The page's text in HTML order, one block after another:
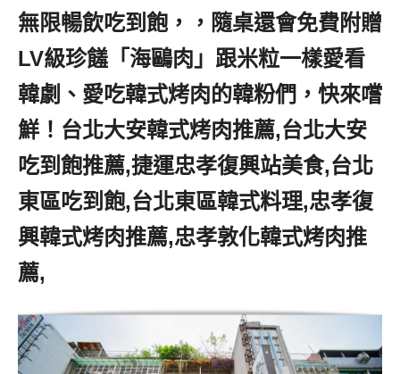
無限暢飲吃到飽，，隨桌還會免費附贈
LV級珍饈「海鷗肉」跟米粒一樣愛看
韓劇、愛吃韓式烤肉的韓粉們，快來嚐
鮮！台北大安韓式烤肉推薦,台北大安
吃到飽推薦,捷運忠孝復興站美食,台北
東區吃到飽,台北東區韓式料理,忠孝復
興韓式烤肉推薦,忠孝敦化韓式烤肉推
薦,